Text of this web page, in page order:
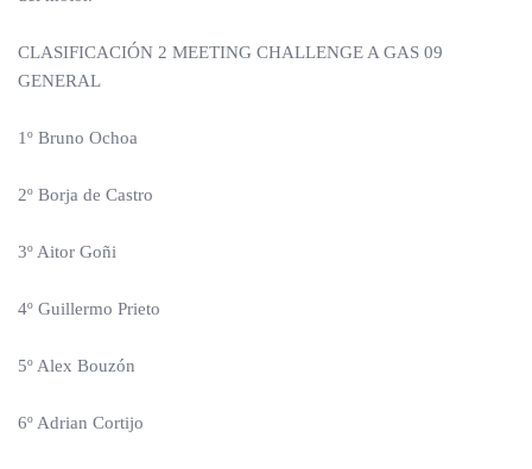
CLASIFICACIÓN 2 MEETING CHALLENGE A GAS 09
GENERAL
1º Bruno Ochoa
2º Borja de Castro
3º Aitor Goñi
4º Guillermo Prieto
5º Alex Bouzón
6º Adrian Cortijo